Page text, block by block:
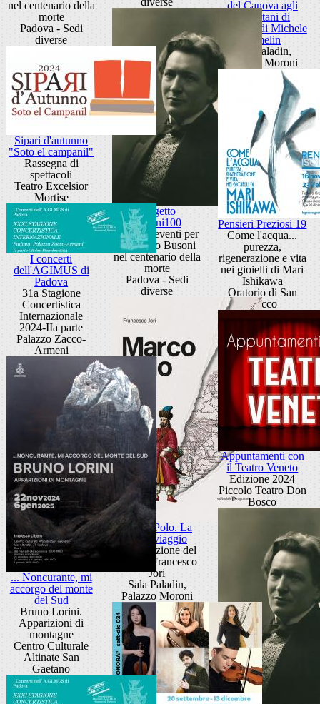
nel centenario della
morte
Padova - Sedi
diverse
del Canova agli
Eremitani di
Padova" di Michele
Armelin
Sala Paladin,
Palazzo Moroni
Progetto
Busoni100
Ciclo di eventi per
Ferruccio Busoni
nel centenario della
morte
Padova - Sedi
diverse
Sipari d'autunno
"Soto el campanil"
Rassegna di
spettacoli
Teatro Excelsior
Mortise
Pensieri Preziosi 19
Come l'acqua...
purezza,
rigenerazione e vita
nei gioielli di Mari
Ishikawa
Oratorio di San
Rocco
I concerti
dell'AGIMUS di
Padova
31a Stagione
Concertistica
Internazionale
2024-IIa parte
Palazzo Zacco-
Armeni
Marco Polo. La
vita è viaggio
Presentazione del
libro di Francesco
Jori
Sala Paladin,
Palazzo Moroni
Appuntamenti con
il Teatro Veneto
Edizione 2024
Piccolo Teatro Don
Bosco
... Noncurante, mi
accorgo del monte
del Sud
Bruno Lorini.
Apparizioni di
montagne
Centro Culturale
Altinate San
Gaetano